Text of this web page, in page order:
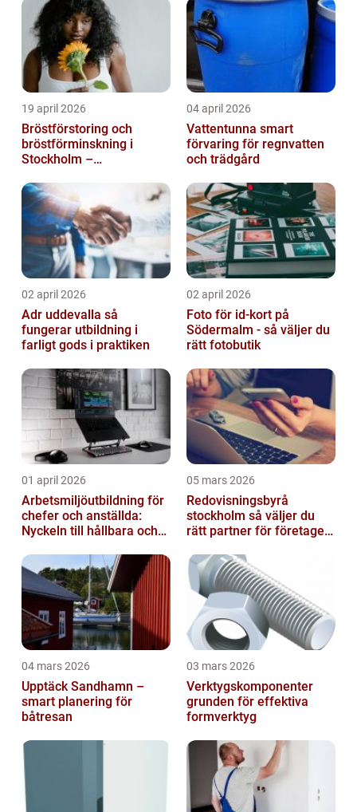
19 april 2026
Bröstförstoring och
bröstförminskning i
Stockholm –
04 april 2026
Vattentunna smart
förvaring för regnvatten
och trädgård
02 april 2026
Adr uddevalla så
fungerar utbildning i
farligt gods i praktiken
02 april 2026
Foto för id-kort på
Södermalm - så väljer du
rätt fotobutik
01 april 2026
Arbetsmiljöutbildning för
chefer och anställda:
Nyckeln till hållbara och
05 mars 2026
Redovisningsbyrå
stockholm så väljer du
rätt partner för företagets
04 mars 2026
Upptäck Sandhamn –
smart planering för
båtresan
03 mars 2026
Verktygskomponenter
grunden för effektiva
formverktyg